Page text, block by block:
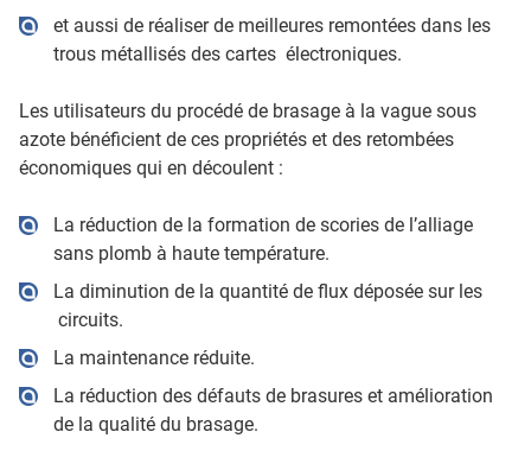
et aussi de réaliser de meilleures remontées dans les
trous métallisés des cartes électroniques.
Les utilisateurs du procédé de brasage à la vague sous
azote bénéficient de ces propriétés et des retombées
économiques qui en découlent :
La réduction de la formation de scories de l’alliage
sans plomb à haute température.
La diminution de la quantité de flux déposée sur les
circuits.
La maintenance réduite.
La réduction des défauts de brasures et amélioration
de la qualité du brasage.